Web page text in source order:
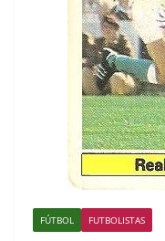
FÚTBOL FUTBOLISTAS